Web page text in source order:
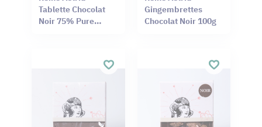
Tablette Chocolat
Noir 75% Pure
Gingembrettes
Chocolat Noir 100g